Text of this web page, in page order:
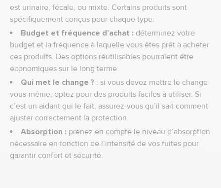
est urinaire, fécale, ou mixte. Certains produits sont
spécifiquement conçus pour chaque type.
Budget et fréquence d’achat : déterminez votre
budget et la fréquence à laquelle vous êtes prêt à acheter
ces produits. Des options réutilisables pourraient être
économiques sur le long terme.
Qui met le change ? : si vous devez mettre le change
vous-même, optez pour des produits faciles à utiliser. Si
c’est un aidant qui le fait, assurez-vous qu’il sait comment
ajuster correctement la protection.
Absorption : prenez en compte le niveau d’absorption
nécessaire en fonction de l’intensité de vos fuites pour
garantir confort et sécurité.